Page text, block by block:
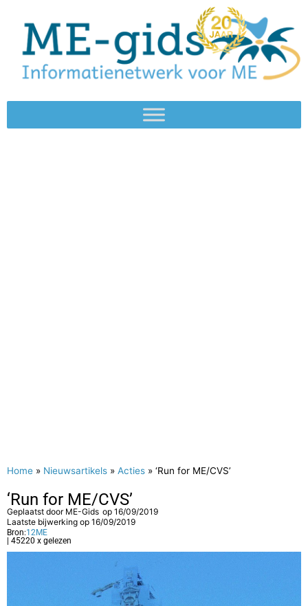
Home » Nieuwsartikels » Acties » ‘Run for ME/CVS’
‘Run for ME/CVS’
Geplaatst door ME-Gids op 16/09/2019
Laatste bijwerking op 16/09/2019
Bron:12ME
| 45220 x gelezen